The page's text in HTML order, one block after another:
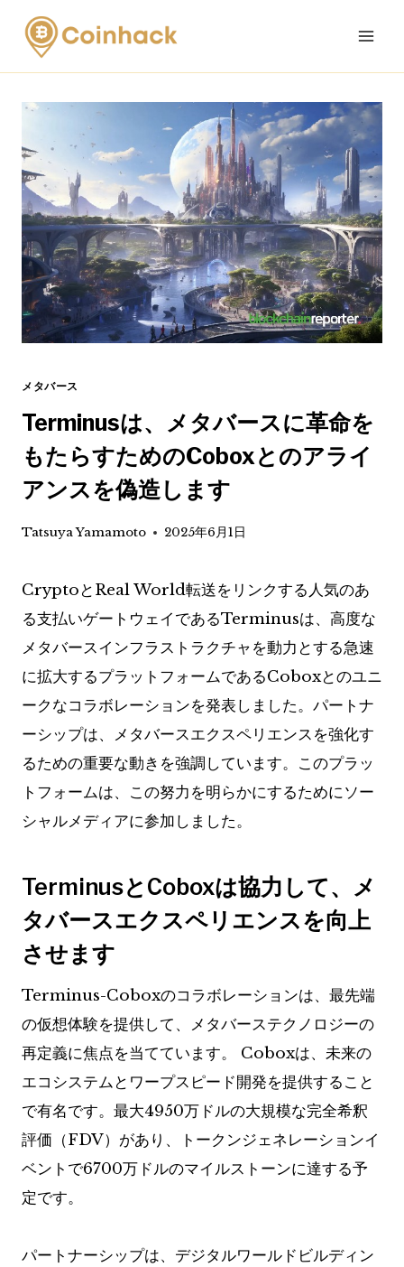
Skip
content
メタバース
Terminusは、メタバースに革命を
もたらすためのCoboxとのアライ
アンスを偽造します
Tatsuya Yamamoto 2025年6月1日
CryptoとReal World転送をリンクする人気のあ
る支払いゲートウェイであるTerminusは、高度な
メタバースインフラストラクチャを動力とする急速
に拡大するプラットフォームであるCoboxとのユニ
ークなコラボレーションを発表しました。パートナ
ーシップは、メタバースエクスペリエンスを強化す
るための重要な動きを強調しています。このプラッ
トフォームは、この努力を明らかにするためにソー
シャルメディアに参加しました。
TerminusとCoboxは協力して、メ
タバースエクスペリエンスを向上
させます
Terminus-Coboxのコラボレーションは、最先端
の仮想体験を提供して、メタバーステクノロジーの
再定義に焦点を当てています。 Coboxは、未来の
エコシステムとワープスピード開発を提供すること
で有名です。最大4950万ドルの大規模な完全希釈
評価（FDV）があり、トークンジェネレーションイ
ベントで6700万ドルのマイルストーンに達する予
定です。
パートナーシップは、デジタルワールドビルディン